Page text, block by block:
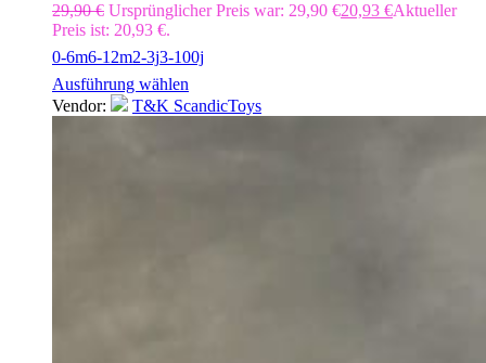
29,90€ Ursprünglicher Preis war: 29,90 €20,93 €Aktueller
Preis ist: 20,93 €.
0-6m6-12m2-3j3-100j
Ausführung wählen
Vendor:
T&K ScandicToys